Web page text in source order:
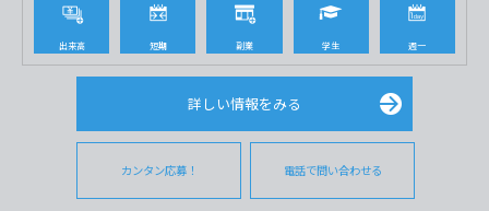
出来高 短期 副業 学生 週一
詳しい情報をみる
カンタン応募！ 電話で問い合わせる